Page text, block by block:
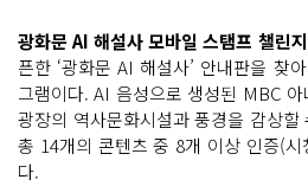
광화문 AI 해설사 모바일 스탬프 챌린지
픈한 ‘광화문 AI 해설사’ 안내판을 찾
그램이다. AI 음성으로 생성된 MBC
광장의 역사문화시설과 풍경을 감상
총 14개의 콘텐츠 중 8개 이상 인증(
다.